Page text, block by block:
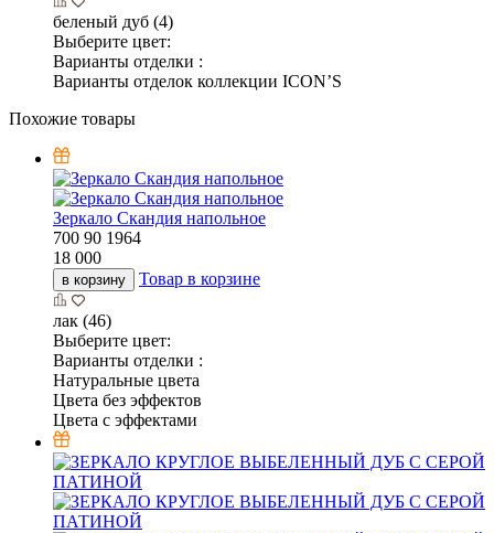
беленый дуб (4)
Выберите цвет:
Варианты отделки :
Варианты отделок коллекции ICON’S
Похожие товары
Зеркало Скандия напольное
700 90 1964
18 000
в корзину Товар в корзине
лак (46)
Выберите цвет:
Варианты отделки :
Натуральные цвета
Цвета без эффектов
Цвета с эффектами